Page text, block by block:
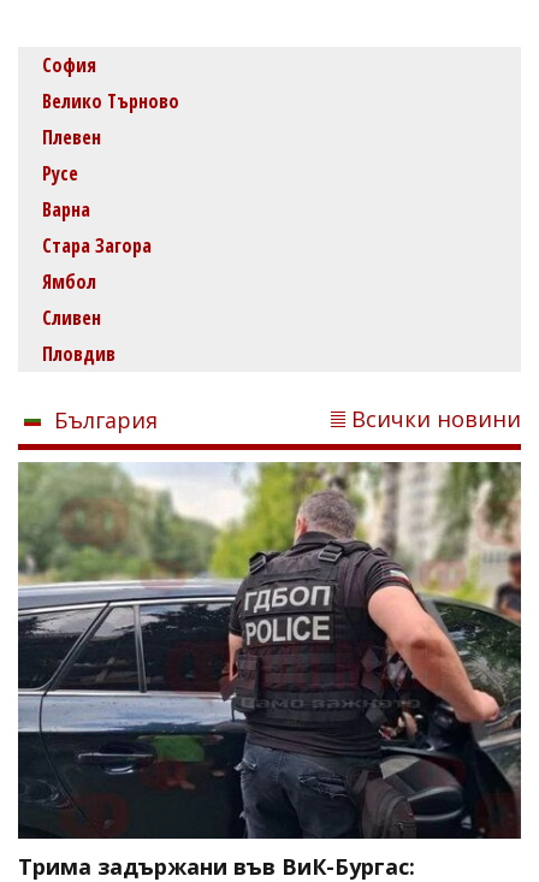
София
Велико Търново
Плевен
Русе
Варна
Стара Загора
Ямбол
Сливен
Пловдив
България Всички новини
Трима задържани във ВиК-Бургас: